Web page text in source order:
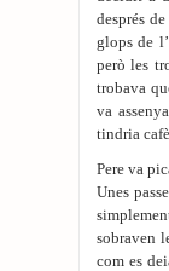
després
glops de
però les
trobava
va
tindria
Pere va
Unes
sobraven
com es